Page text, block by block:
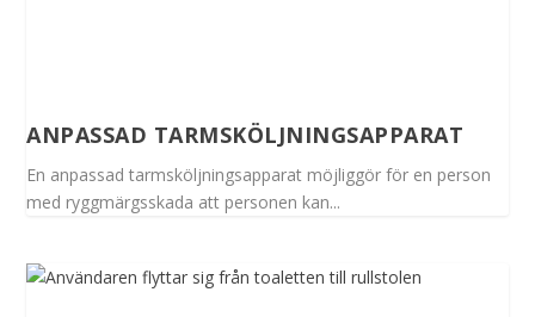
ANPASSAD TARMSKÖLJNINGSAPPARAT
En anpassad tarmsköljningsapparat möjliggör för en person
med ryggmärgsskada att personen kan...